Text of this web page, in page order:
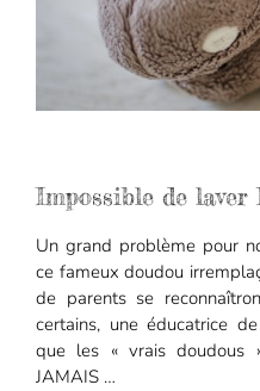
Impossible de laver
Un grand problème pour
ce fameux doudou
de parents se
certains, une éducatrice
que les « vrais doudous
JAMAIS …